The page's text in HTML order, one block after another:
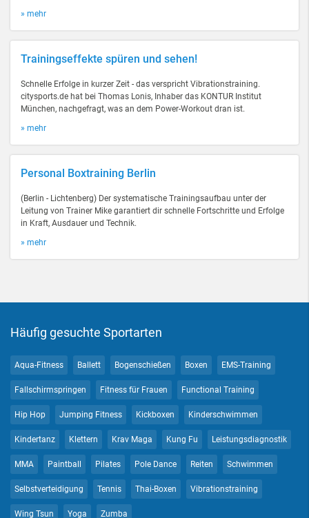
» mehr
Trainingseffekte spüren und sehen!
Schnelle Erfolge in kurzer Zeit - das verspricht Vibrationstraining.
citysports.de hat bei Thomas Lonis, Inhaber das KONTUR Institut
München, nachgefragt, was an dem Power-Workout dran ist.
» mehr
Personal Boxtraining Berlin
(Berlin - Lichtenberg) Der systematische Trainingsaufbau unter der
Leitung von Trainer Mike garantiert dir schnelle Fortschritte und Erfolge
in Kraft, Ausdauer und Technik.
» mehr
Häufig gesuchte Sportarten
Aqua-Fitness Ballett Bogenschießen Boxen EMS-Training
Fallschirmspringen Fitness für Frauen Functional Training
Hip Hop Jumping Fitness Kickboxen Kinderschwimmen
Kindertanz Klettern Krav Maga Kung Fu Leistungsdiagnostik
MMA Paintball Pilates Pole Dance Reiten Schwimmen
Selbstverteidigung Tennis Thai-Boxen Vibrationstraining
Wing Tsun Yoga Zumba